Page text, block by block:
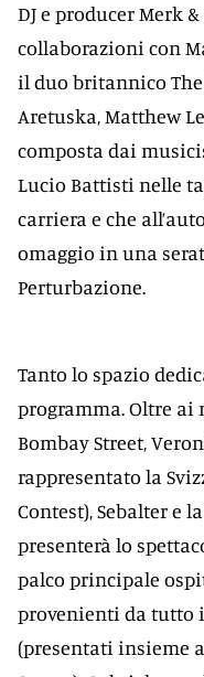
DJ e producer Merk
collaborazioni con
il duo britannico The
Aretuska, Matthew
composta dai
Lucio Battisti nelle
carriera e che
omaggio in una
Perturbazione.
Tanto lo spazio
programma. Oltre ai
Bombay Street,
rappresentato la
Contest), Sebalter e
presenterà lo
palco principale
provenienti da tutto
(presentati insieme